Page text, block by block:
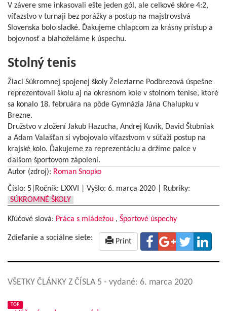
V závere sme inkasovali ešte jeden gól, ale celkové skóre 4:2,
víťazstvo v turnaji bez porážky a postup na majstrovstvá
Slovenska bolo sladké. Ďakujeme chlapcom za krásny prístup a
bojovnosť a blahoželáme k úspechu.
Stolný tenis
Žiaci Súkromnej spojenej školy Železiarne Podbrezová úspešne
reprezentovali školu aj na okresnom kole v stolnom tenise, ktoré
sa konalo 18. februára na pôde Gymnázia Jána Chalupku v
Brezne.
Družstvo v zložení Jakub Hazucha, Andrej Kuvik, David Štubniak
a Adam Valašťan si vybojovalo víťazstvom v súťaži postup na
krajské kolo. Ďakujeme za reprezentáciu a držíme palce v
ďalšom športovom zápolení.
Autor (zdroj): Roman Snopko
Číslo: 5|Ročník: LXXVI | Vyšlo: 6. marca 2020
Rubriky:
SÚKROMNÉ ŠKOLY
Kľúčové slová: Práca s mládežou , Športové úspechy
Zdieľanie a sociálne siete: Print
VŠETKY ČLÁNKY Z ČÍSLA 5 - vydané: 6. marca 2020
TOP